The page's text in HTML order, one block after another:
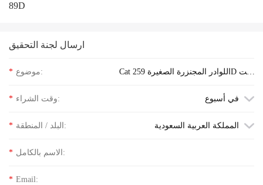
89D
ارسال لجنة التحقيق
* موضوع: Cat اللوادر المجنزرة الصغيرة 259D است
فسر عن سعر الكلمة * وقت الشراء: في أسبوع
* البلد / المنطقة: المملكة العربية السعودية
* الاسم بالكامل:
* Email: